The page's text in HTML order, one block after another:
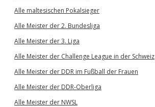
Alle maltesischen Pokalsieger
Alle Meister der 2. Bundesliga
Alle Meister der 3. Liga
Alle Meister der Challenge League in der Schweiz
Alle Meister der DDR im Fußball der Frauen
Alle Meister der DDR-Oberliga
Alle Meister der NWSL